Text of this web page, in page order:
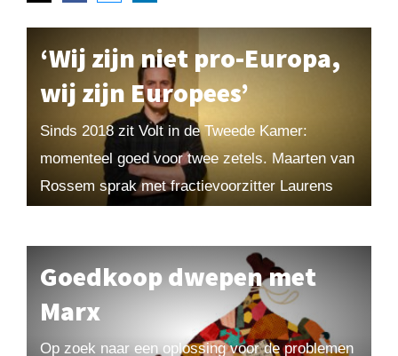
‘Wij zijn niet pro-Europa,
wij zijn Europees’
Sinds 2018 zit Volt in de Tweede Kamer:
momenteel goed voor twee zetels. Maarten van
Rossem sprak met fractievoorzitter Laurens
Goedkoop dwepen met
Marx
Op zoek naar een oplossing voor de problemen